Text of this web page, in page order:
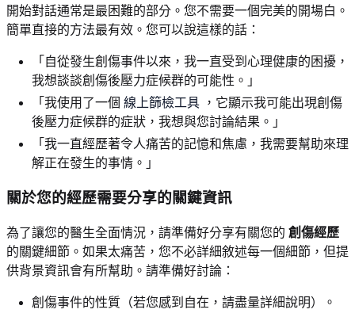
開始對話通常是最困難的部分。您不需要一個完美的開場白。
簡單直接的方法最有效。您可以說這樣的話：
「自從發生創傷事件以來，我一直受到心理健康的困擾，
我想談談創傷後壓力症候群的可能性。」
「我使用了一個 線上篩檢工具 ，它顯示我可能出現創傷
後壓力症候群的症狀，我想與您討論結果。」
「我一直經歷著令人痛苦的記憶和焦慮，我需要幫助來理
解正在發生的事情。」
關於您的經歷需要分享的關鍵資訊
為了讓您的醫生全面情況，請準備好分享有關您的 創傷經歷
的關鍵細節。如果太痛苦，您不必詳細敘述每一個細節，但提
供背景資訊會有所幫助。請準備好討論：
創傷事件的性質（若您感到自在，請盡量詳細說明）。